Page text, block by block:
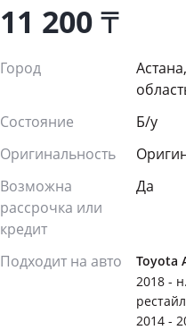
11 200₸
Город
Состояние
Б/y
Оригинальность
Возможна
рассрочка или
кредит
Да
Подходит на авто
Toyota
2018 -
2014 -